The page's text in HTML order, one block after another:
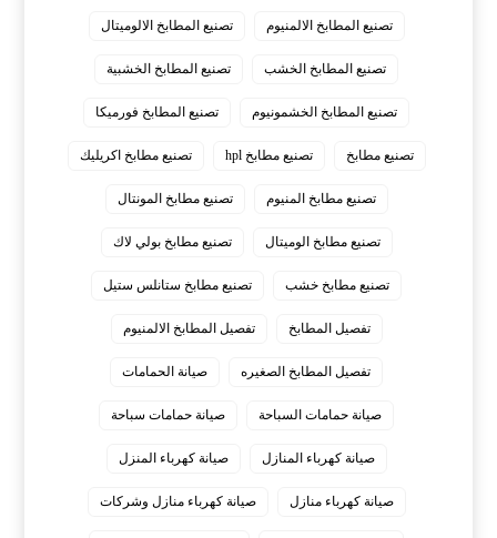
تصنيع المطابخ الالمنيوم تصنيع المطابخ الالوميتال
تصنيع المطابخ الخشب تصنيع المطابخ الخشبية
تصنيع المطابخ الخشمونيوم تصنيع المطابخ فورميكا
تصنيع مطابخ تصنيع مطابخ hpl تصنيع مطابخ اكريليك
تصنيع مطابخ المنيوم تصنيع مطابخ المونتال
تصنيع مطابخ الوميتال تصنيع مطابخ بولي لاك
تصنيع مطابخ خشب تصنيع مطابخ ستانلس ستيل
تفصيل المطابخ تفصيل المطابخ الالمنيوم
تفصيل المطابخ الصغيره صيانة الحمامات
صيانة حمامات السباحة صيانة حمامات سباحة
صيانة كهرباء المنازل صيانة كهرباء المنزل
صيانة كهرباء منازل صيانة كهرباء منازل وشركات